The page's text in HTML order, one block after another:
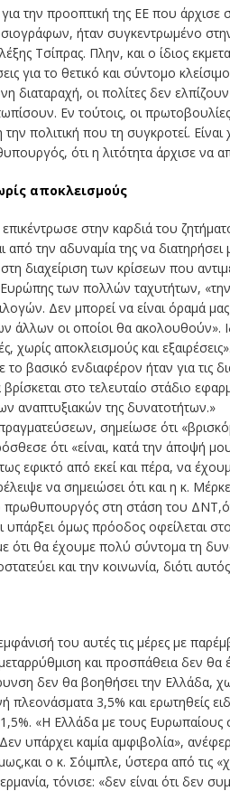
την προοπτική της ΕΕ που
ήταν συγκεντρωμένο
Τσίπρας. Πλην, και ο ίδιος
για το θετικό και σύντομο
διαταραχή, οι πολίτες δεν
Εν τούτοις, οι
πολιτική που τη συγκροτεί.
ότι η λιτότητα άρχισε να
αποκλεισμούς
στην καρδιά του
την αδυναμία της να
στη διαχείριση των κρίσεων που
Ευρώπης των πολλών ταχυτήτων,
Δεν μπορεί να είναι όραμά
άλλων οι οποίοι θα ακολουθούν».
χωρίς αποκλεισμούς και εξαιρέσεις».
βασικό ενδιαφέρον ήταν για τις
στο τελευταίο στάδιο
αναπτυξιακών της δυνατοτήτων.»
σημείωσε ότι
ότι «είναι, κατά την άποψή
εφικτό από εκεί και πέρα, να
να σημειώσει ότι και η κ.
στη στάση του
υπάρξει όμως πρόοδος οφείλεται
ότι θα έχουμε πολύ σύντομα τη
και την κοινωνία, διότι
του αυτές τις μέρες με
και προσπάθεια δεν
δεν θα βοηθήσει την Ελλάδα,
πλεονάσματα 3,5% και ερωτηθείς
«Η Ελλάδα με τους Ευρωπαίους
υπάρχει καμία αμφιβολία»,
ο κ. Σόιμπλε, ύστερα από τις
τόνισε: «δεν είναι ότι δεν